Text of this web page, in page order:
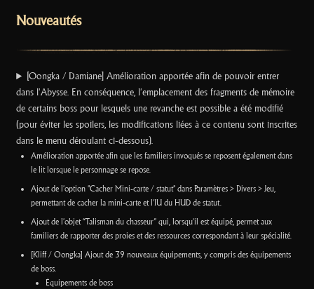
Nouveautés
[Oongka / Damiane] Amélioration apportée afin de pouvoir entrer
dans l'Abysse. En conséquence, l'emplacement des fragments de mémoire
de certains boss pour lesquels une revanche est possible a été modifié
(pour éviter les spoilers, les modifications liées à ce contenu sont inscrites
dans le menu déroulant ci-dessous).
Amélioration apportée afin que les familiers invoqués se reposent également dans
le lit lorsque le personnage se repose.
Ajout de l'option "Cacher Mini-carte / statut" dans Paramètres > Divers > Jeu,
permettant de cacher la mini-carte et l'IU du HUD de statut.
Ajout de l'objet “Talisman du chasseur” qui, lorsqu'il est équipé, permet aux
familiers de rapporter des proies et des ressources correspondant à leur spécialité.
[Kliff / Oongka] Ajout de 39 nouveaux équipements, y compris des équipements
de boss.
Équipements de boss